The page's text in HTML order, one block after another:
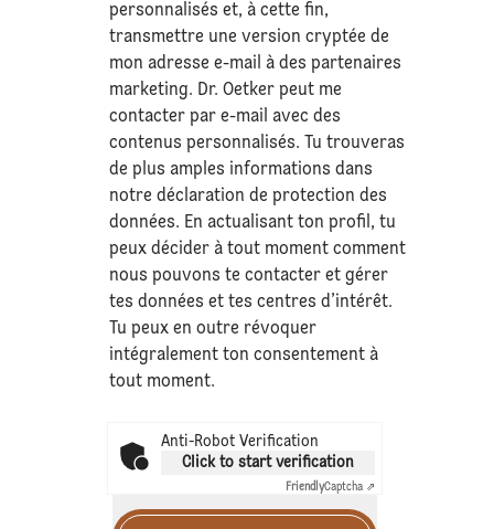
personnalisés et, à cette fin,
transmettre une version cryptée de
mon adresse e-mail à des partenaires
marketing. Dr. Oetker peut me
contacter par e-mail avec des
contenus personnalisés. Tu trouveras
de plus amples informations dans
notre déclaration deprotection des
données. En actualisant ton profil, tu
peux décider à tout moment comment
nous pouvons te contacter et gérer
tes données et tes centres d’intérêt.
Tu peux en outre révoquer
intégralement ton consentement à
tout moment.
Anti-Robot Verification
Click to start verification
FriendlyCaptcha ⇗